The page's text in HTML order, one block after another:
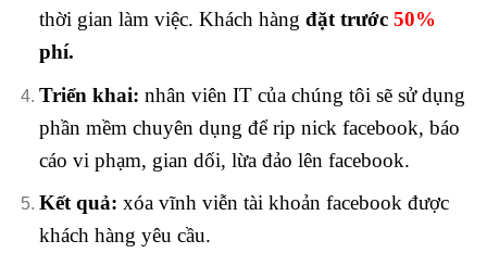
thời gian làm việc. Khách hàng đặt trước 50%
phí.
Triển khai: nhân viên IT của chúng tôi sẽ sử dụng
phần mềm chuyên dụng để rip nick facebook, báo
cáo vi phạm, gian dối, lừa đảo lên facebook.
Kết quả: xóa vĩnh viễn tài khoản facebook được
khách hàng yêu cầu.